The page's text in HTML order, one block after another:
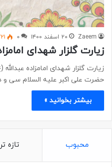
Zaeem ۲۰ اسفند ۱۴۰۰ ۰
زیارت گلزار شهدای
زیارت گلزار شهدای امامزاده
حضرت علی اکبر علیه السلام سی
بیشتر بخوانید »
محبوب تازه